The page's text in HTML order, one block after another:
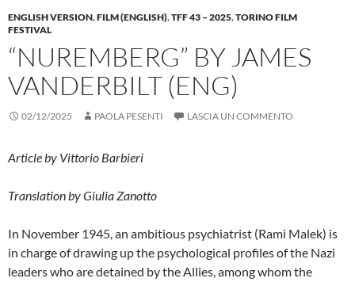
ENGLISH VERSION,FILM (ENGLISH),TFF 43 – 2025,TORINO FILM
FESTIVAL
“NUREMBERG” BY JAMES
VANDERBILT (ENG)
02/12/2025 PAOLA PESENTI LASCIA UN COMMENTO
Article by Vittorio Barbieri
Translation by Giulia Zanotto
In November 1945, an ambitious psychiatrist (Rami Malek) is
in charge of drawing up the psychological profiles of the Nazi
leaders who are detained by the Allies, among whom the